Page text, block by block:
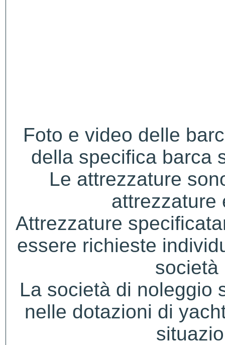
Foto e video delle
della specifica barca
Le attrezzature
attrezzature
Attrezzature
essere richieste
società
La società di noleggio
nelle dotazioni di